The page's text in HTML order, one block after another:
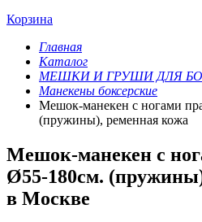
Корзина
Главная
Каталог
МЕШКИ И ГРУШИ ДЛЯ
Манекены боксерские
Мешок-манекен с ногами
(пружины), ременная кожа
Мешок-манекен с
Ø55-180см.
в Москве